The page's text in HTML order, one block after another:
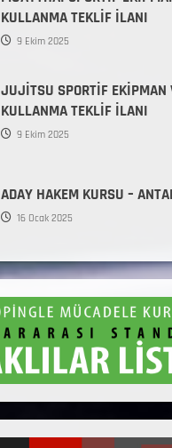
KULLANMA TEKLİF İLANI
9 Ekim 2025
JUJİTSU SPORTİF EKİPMAN
KULLANMA TEKLİF İLANI
9 Ekim 2025
ADAY HAKEM KURSU –
16 Ocak 2025